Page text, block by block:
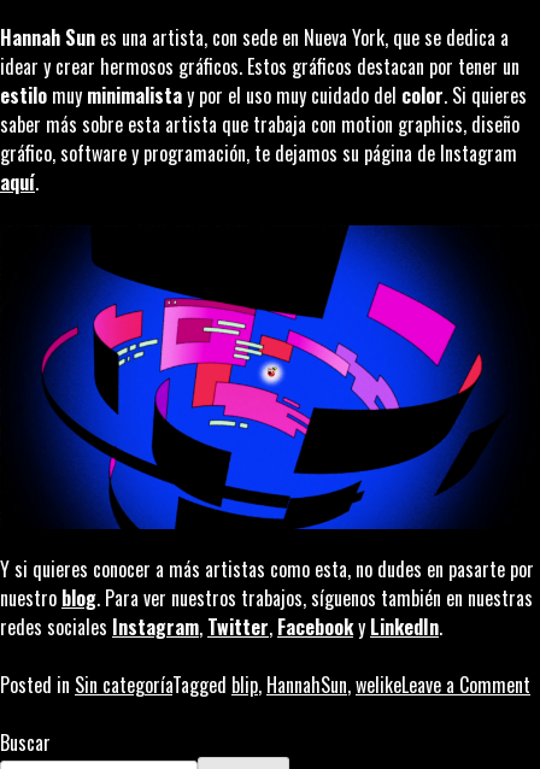
Hannah Sun es una artista, con sede en Nueva York, que se dedica a
idear y crear hermosos gráficos. Estos gráficos destacan por tener un
estilo muy minimalistay por el uso muy cuidado del color. Si quieres
saber más sobre esta artista que trabaja con motion graphics, diseño
gráfico, software y programación, te dejamos su página de Instagram
aquí.
Y si quieres conocer a más artistas como esta, no dudes en pasarte por
nuestro blog. Para ver nuestros trabajos, síguenos también en nuestras
redes sociales Instagram, Twitter, Facebooky LinkedIn.
Posted in Sin categoríaTagged blip, HannahSun,welikeLeave a Comment
Buscar